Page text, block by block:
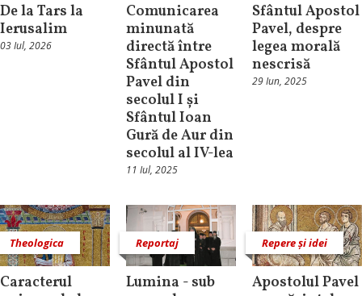
De la Tars la
Ierusalim
03 Iul, 2026
Comunicarea
minunată
directă între
Sfântul Apostol
Pavel din
secolul I și
Sfântul Ioan
Gură de Aur din
secolul al IV-lea
11 Iul, 2025
Sfântul Apostol
Pavel, despre
legea morală
nescrisă
29 Iun, 2025
Theologica
Caracterul
Reportaj
Lumina - sub
Repere și idei
Apostolul Pavel